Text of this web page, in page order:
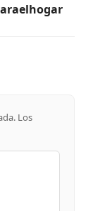
Los